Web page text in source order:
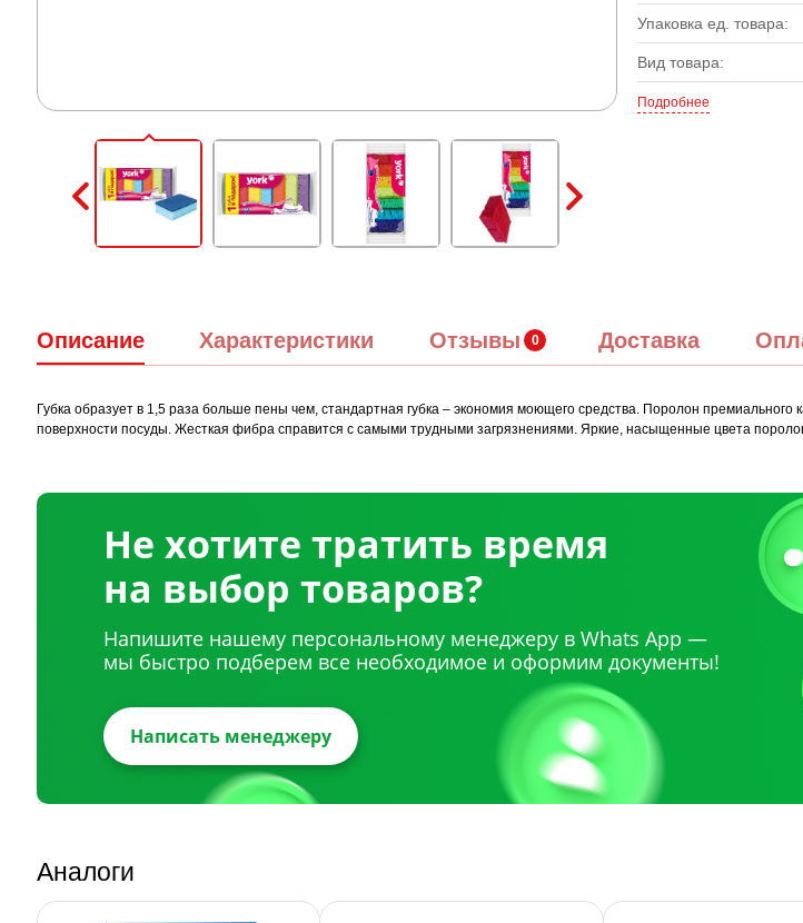
Упаковка ед. товара:
Вид товара:
Подробнее
Описание Характеристики Отзывы Доставка
Губка образует в 1,5 раза больше пены чем, стандартная губка – экономия моющего средства. Поролон премиального
поверхности посуды. Жесткая фибра справится с самыми трудными загрязнениями. Яркие, насыщенные цвета
Не хотите тратить время
на выбор товаров?
Напишите нашему персональному менеджеру в Whats App —
мы быстро подберем все необходимое и оформим документы!
Написать менеджеру
Аналоги